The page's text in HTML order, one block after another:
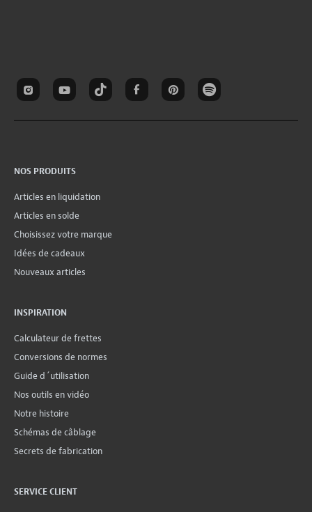
NOS PRODUITS
Articles en liquidation
Articles en solde
Choisissez votre marque
Idées de cadeaux
Nouveaux articles
INSPIRATION
Calculateur de frettes
Conversions de normes
Guide d´utilisation
Nos outils en vidéo
Notre histoire
Schémas de câblage
Secrets de fabrication
SERVICE CLIENT